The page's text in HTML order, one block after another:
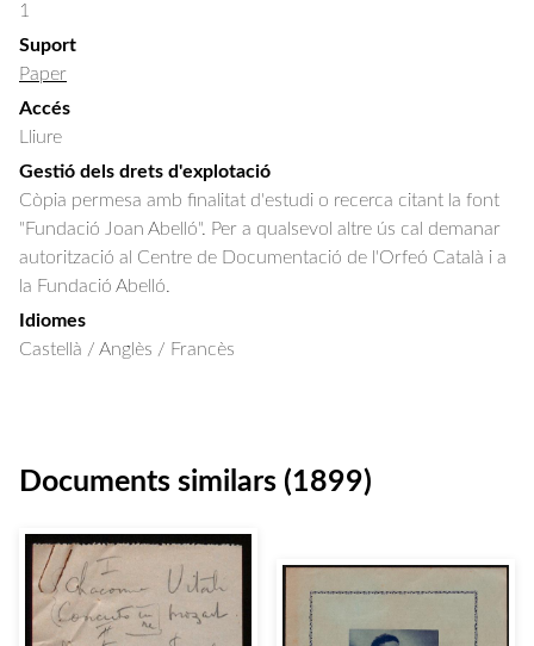
1
Suport
Paper
Accés
Lliure
Gestió dels drets d'explotació
Còpia permesa amb finalitat d'estudi o recerca citant la font
"Fundació Joan Abelló". Per a qualsevol altre ús cal demanar
autorització al Centre de Documentació de l'Orfeó Català i a
la Fundació Abelló.
Idiomes
Castellà / Anglès / Francès
Documents similars (1899)